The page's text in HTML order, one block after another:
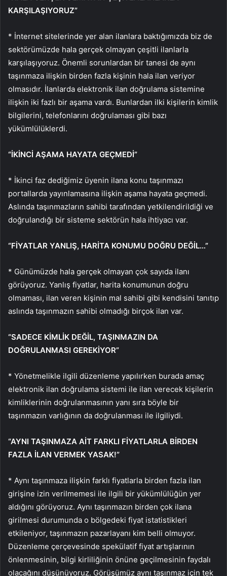
KARŞILAŞIYORUZ”
* İnternet sitelerinde yer alan ilanlara baktığımızda biz de
sektörümüzde hala gerçek olmayan çeşitli ilanlarla
karşılaşıyoruz. Önemli sorunlardan bir tanesi de aynı
taşınmaza ilişkin birden fazla kişinin hala ilan veriyor
olmasıdır. İlanlarda elektronik ilan doğrulama sistemine
ilişkin iki fazlı bir aşama vardı. Bunlardan ilki kişilerin kimlik
bilgilerini, telefonlarını doğrulaması gibi bazı
yükümlülüklerdi.
“İKİNCİ AŞAMA HAYATA GEÇMEDİ”
* İkinci faz dediğimiz üyenin ilana konu taşınmazı
portallarda yayınlamasına ilişkin aşama hayata geçmedi.
Aslında taşınmazların sahibi tarafından yetkilendirildiği ve
doğrulandığı bir sisteme sektörün hala ihtiyacı var.
“FİYATLAR YANLIŞ, HARİTA KONUMU DOĞRU DEĞİL…”
* Günümüzde hala gerçek olmayan çok sayıda ilanı
görüyoruz. Yanlış fiyatlar, harita konumunun doğru
olmaması, ilan veren kişinin mal sahibi gibi kendisini tanıtıp
aslında taşınmazın sahibi olmadığı birçok ilan var.
“SADECE KİMLİK DEĞİL, TAŞINMAZIN DA
DOĞRULANMASI GEREKİYOR”
* Yönetmelikle ilgili düzenleme yapılırken burada amaç
elektronik ilan doğrulama sistemi ile ilan verecek kişilerin
kimliklerinin doğrulanmasının yanı sıra böyle bir
taşınmazın varlığının da doğrulanması ile ilgiliydi.
“AYNI TAŞINMAZA AİT FARKLI FİYATLARLA BİRDEN
FAZLA İLAN VERMEK YASAK!”
* Aynı taşınmaza ilişkin farklı fiyatlarla birden fazla ilan
girişine izin verilmemesi ile ilgili bir yükümlülüğün yer
aldığını görüyoruz. Aynı taşınmazın birden çok ilana
girilmesi durumunda o bölgedeki fiyat istatistikleri
etkileniyor, taşınmazın pazarlayanı kim belli olmuyor.
Düzenleme çerçevesinde spekülatif fiyat artışlarının
önlenmesinin, bilgi kirliliğinin önüne geçilmesinin faydalı
olacağını düşünüyoruz. Görüşümüz aynı taşınmaz için tek